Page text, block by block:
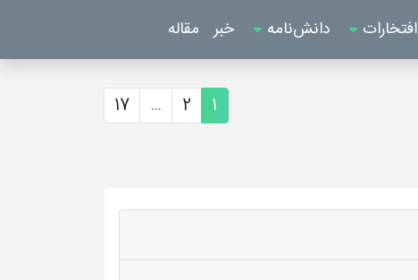
افتخارات دانش‌نامه خبر مقاله
1
2
...
17